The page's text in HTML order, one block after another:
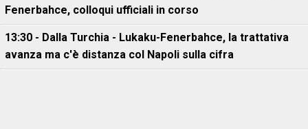
Fenerbahce, colloqui ufficiali in corso
13:30 - Dalla Turchia - Lukaku-Fenerbahce, la trattativa
avanza ma c'è distanza col Napoli sulla cifra